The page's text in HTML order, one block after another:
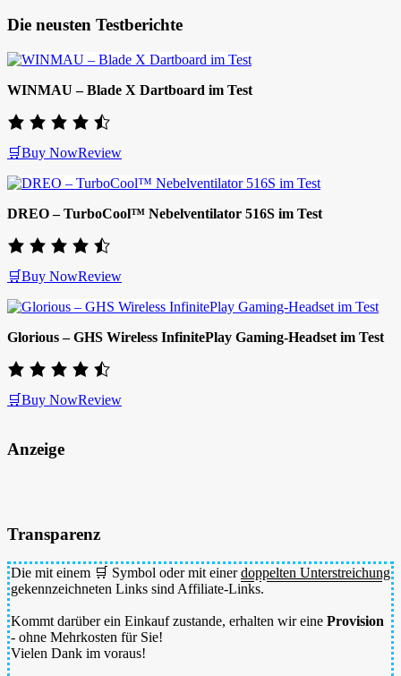
Die neusten Testberichte
WINMAU – Blade X Dartboard im Test
🛒Buy NowReview
DREO – TurboCool™ Nebelventilator 516S im Test
🛒Buy NowReview
Glorious – GHS Wireless InfinitePlay Gaming-Headset im Test
🛒Buy NowReview
Anzeige
Transparenz
Die mit einem 🛒 Symbol oder mit einerdoppelten Unterstreichung
gekennzeichneten Links sind Affiliate-Links.
Kommt darüber ein Einkauf zustande, erhalten wir eine Provision
- ohne Mehrkosten für Sie!
Vielen Dank im voraus!